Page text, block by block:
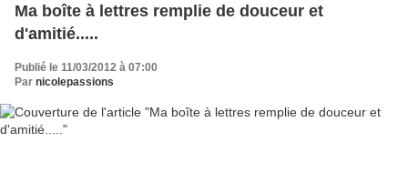
Ma boîte à lettres remplie de douceur et
d'amitié.....
Publié le 11/03/2012 à 07:00
Par nicolepassions